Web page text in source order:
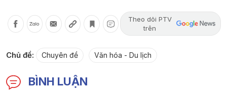
Theo dõi PTV
trên
Chủ đề: Chuyên đề Văn hóa - Du lịch
BÌNH LUẬN